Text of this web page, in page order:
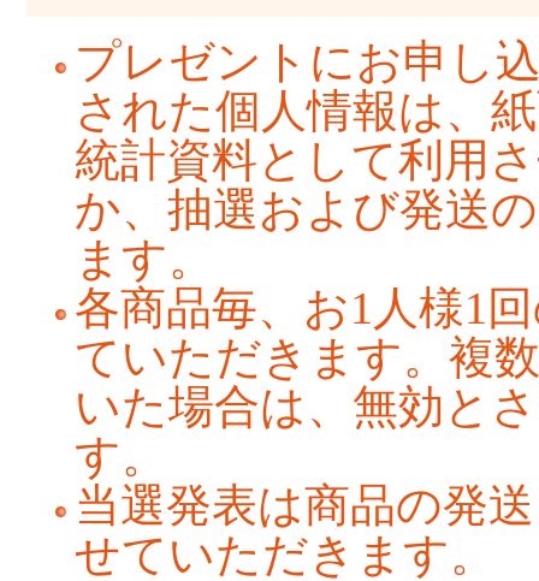
プレゼントにお申し
された個人情報は、
統計資料として利用
か、抽選および発送
ます。
各商品毎、お1人様1
ていただきます。複
いた場合は、無効と
す。
当選発表は商品の発
せていただきます。